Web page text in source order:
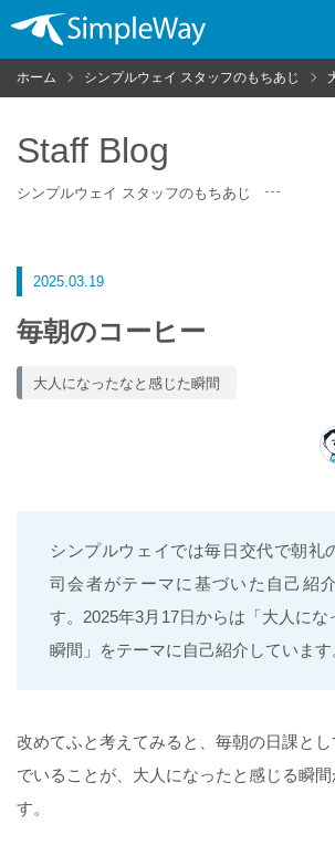
ホーム シンプルウェイ スタッフのもちあじ
Staff Blog
シンプルウェイ スタッフのもちあじ
2025.03.19
毎朝のコーヒー
大人になったなと感じた瞬間
シンプルウェイでは毎日交代で朝礼
司会者がテーマに基づいた自己紹
す。2025年3月17日からは「大人にな
瞬間」をテーマに自己紹介しています
改めてふと考えてみると、毎朝の日課と
でいることが、大人になったと感じる瞬
す。